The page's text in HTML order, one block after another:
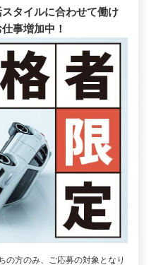
スタイルに合わせて働け
事増加中！
の方のみ、ご応募の対象となり